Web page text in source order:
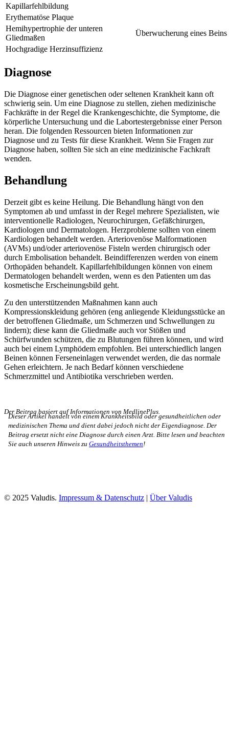
Kapillarfehlbildung
Erythematöse Plaque
Hemihypertrophie der unteren
Gliedmaßen
Überwucherung eines Beins
Hochgradige Herzinsuffizienz
Diagnose
Die Diagnose einer genetischen oder seltenen Krankheit kann oft
schwierig sein. Um eine Diagnose zu stellen, ziehen medizinische
Fachkräfte in der Regel die Krankengeschichte, die Symptome, die
körperliche Untersuchung und die Labortestergebnisse einer Person
heran. Die folgenden Ressourcen bieten Informationen zur
Diagnose und zu Tests für diese Krankheit. Wenn Sie Fragen zur
Diagnose haben, sollten Sie sich an eine medizinische Fachkraft
wenden.
Behandlung
Derzeit gibt es keine Heilung. Die Behandlung hängt von den
Symptomen ab und umfasst in der Regel mehrere Spezialisten, wie
interventionelle Radiologen, Neurochirurgen, Gefäßchirurgen,
Kardiologen und Dermatologen. Herzprobleme sollten von einem
Kardiologen behandelt werden. Arteriovenöse Malformationen
(AVMs) und/oder arteriovenöse Fisteln werden chirurgisch oder
durch Embolisation behandelt. Beindifferenzen werden von einem
Orthopäden behandelt. Kapillarfehlbildungen können von einem
Dermatologen behandelt werden, wenn es den Patienten um das
kosmetische Erscheinungsbild geht.
Zu den unterstützenden Maßnahmen kann auch
Kompressionskleidung gehören (eng anliegende Kleidungsstücke an
der betroffenen Gliedmaße, um Schmerzen und Schwellungen zu
lindern); diese kann die Gliedmaße auch vor Stößen und
Schürfwunden schützen, die zu Blutungen führen können, und wird
auch bei einem Lymphödem empfohlen. Bei unterschiedlich langen
Beinen können Ferseneinlagen verwendet werden, die das normale
Gehen erleichtern. Je nach Bedarf können verschiedene
Schmerzmittel und Antibiotika verschrieben werden.
Der Beitrag basiert auf Informationen von MedlinePlus.
Dieser Artikel handelt von einem Krankheitsbild oder gesundheitlichen oder
medizinischen Thema und dient dabei jedoch nicht der Eigendiagnose. Der
Beitrag ersetzt nicht eine Diagnose durch einen Arzt. Bitte lesen und beachten
Sie auch unseren Hinweis zu Gesundheitsthemen!
© 2025 Valudis. Impressum & Datenschutz | Über Valudis